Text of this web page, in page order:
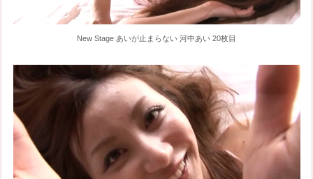
New Stage あいが止まらない 河中あい 20枚目